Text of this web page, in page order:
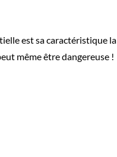
est sa caractéristique la
même être dangereuse !